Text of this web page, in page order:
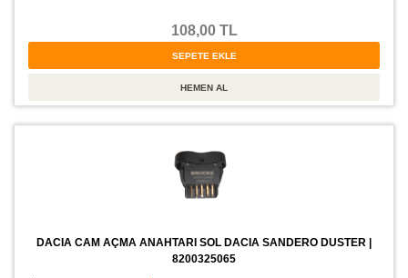
108,00 TL
DACIA CAM AÇMA ANAHTARI SOL DACIA SANDERO DUSTER |
8200325065